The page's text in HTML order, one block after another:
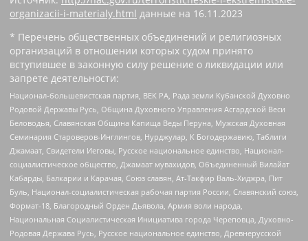
organizacii-i-materialy.html данные на 16.11.2023
* Перечень общественных объединений и религиозных
организаций в отношении которых судом принято
вступившее в законную силу решение о ликвидации или
запрете деятельности:
Национал-большевистская партия, ВЕК РА, Рада земли Кубанской Духовно
Родовой Державы Русь, Община Духовного Управления Асгардской Веси
Беловодья, Славянская Община Капища Веды Перуна, Мужская Духовная
Семинария Староверов-Инглингов, Нурджулар, К Богодержавию, Таблиги
Джамаат, Свидетели Иеговы, Русское национальное единство, Национал-
социалистическое общество, Джамаат мувахидов, Объединенный Вилайат
Кабарды, Балкарии и Карачая, Союз славян, Ат-Такфир Валь-Хиджра, Пит
Буль, Национал-социалистическая рабочая партия России, Славянский союз,
Формат-18, Благородный Орден Дьявола, Армия воли народа,
Национальная Социалистическая Инициатива города Череповца, Духовно-
Родовая Держава Русь, Русское национальное единство, Древнерусской